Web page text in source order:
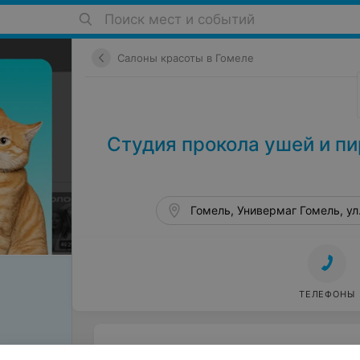
Поиск мест и событий
Салоны красоты в Гомеле
Студия прокола ушей и
Гомель, Универмаг Гомель,
ТЕЛЕФОНЫ